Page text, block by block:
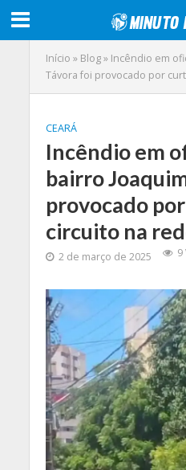
Início » Blog» Incêndio em
Távora foi provocado por
CEARÁ
Incêndio em
bairro
provocado
circuito na
2 de março de 2025 9